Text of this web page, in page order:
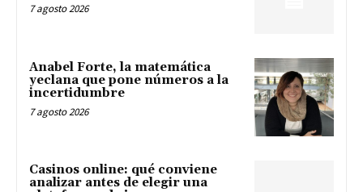
7 agosto 2026
Anabel Forte, la matemática
yeclana que pone números a la
incertidumbre
7 agosto 2026
Casinos online: qué conviene
analizar antes de elegir una